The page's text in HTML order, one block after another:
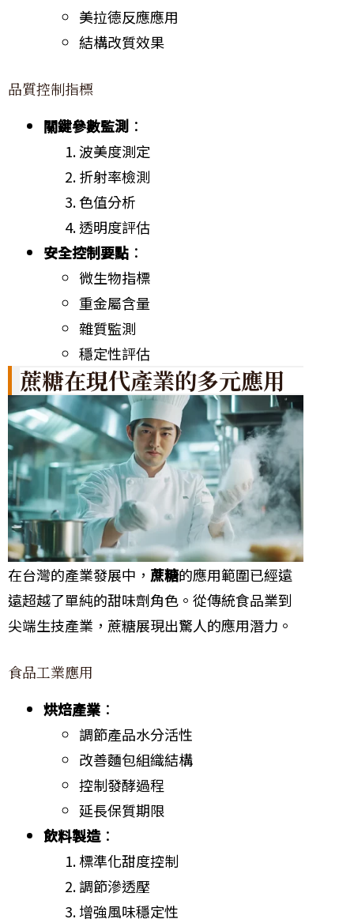
美拉德反應應用
結構改質效果
品質控制指標
關鍵參數監測 ：
波美度測定
折射率檢測
色值分析
透明度評估
安全控制要點 ：
微生物指標
重金屬含量
雜質監測
穩定性評估
蔗糖在現代產業的多元應用
在台灣的產業發展中， 蔗糖的應用範圍已經遠
遠超越了單純的甜味劑角色。從傳統食品業到
尖端生技產業，蔗糖展現出驚人的應用潛力。
食品工業應用
烘焙產業 ：
調節產品水分活性
改善麵包組織結構
控制發酵過程
延長保質期限
飲料製造：
標準化甜度控制
調節滲透壓
增強風味穩定性